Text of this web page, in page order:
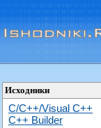
Исходники
C/C++/Visual C++
С++ Builder